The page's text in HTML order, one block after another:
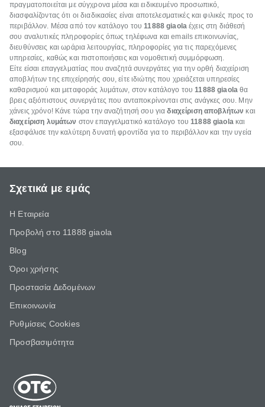
πραγματοποιείται με σύγχρονα μέσα και ειδικευμένο προσωπικό,
διασφαλίζοντας ότι οι διαδικασίες είναι αποτελεσματικές και φιλικές προς το
περιβάλλον. Μέσα από τον κατάλογο του11888 giaola έχεις στη διάθεσή
σου αναλυτικές πληροφορίες όπως τηλέφωνα και emails επικοινωνίας,
διευθύνσεις και ωράρια λειτουργίας, πληροφορίες για τις παρεχόμενες
υπηρεσίες, καθώς και πιστοποιήσεις και νομοθετική συμμόρφωση.
Είτε είσαι επαγγελματίας που αναζητά συνεργάτες για την ορθή διαχείριση
αποβλήτων της επιχείρησής σου, είτε ιδιώτης που χρειάζεται υπηρεσίες
καθαρισμού και μεταφοράς λυμάτων, στον κατάλογο του11888 giaolaθα
βρεις αξιόπιστους συνεργάτες που ανταποκρίνονται στις ανάγκες σου. Μην
χάνεις χρόνο! Κάνε τώρα την αναζήτησή σου γιαδιαχείριση αποβλήτων και
διαχείριση λυμάτων στον επαγγελματικό κατάλογο του11888 giaolaκαι
εξασφάλισε την καλύτερη δυνατή φροντίδα για το περιβάλλον και την υγεία
σου.
Σχετικά με εμάς
Η Εταιρεία
Προβολή στο 11888 giaola
Blog
Όροι χρήσης
Προστασία Δεδομένων
Επικοινωνία
Ρυθμίσεις Cookies
Προσβασιμότητα